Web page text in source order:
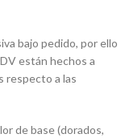
bajo pedido, por ello
están hechos a
respecto a las
de base (dorados,